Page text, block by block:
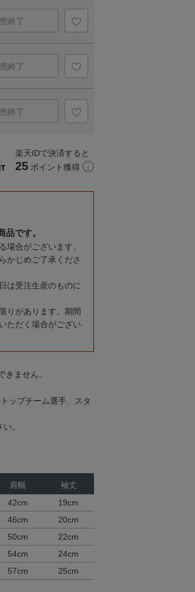
終了
終了
終了
楽天IDで決済すると
25 ポイント獲得
品です。
場合がございます。
かじめご了承くださ
は受注生産のものに
りがあります。期間
ただく場合がござい
ません。
ップチーム選手、スタ
。
肩幅
袖丈
42cm
19cm
46cm
20cm
50cm
22cm
54cm
24cm
57cm 25cm